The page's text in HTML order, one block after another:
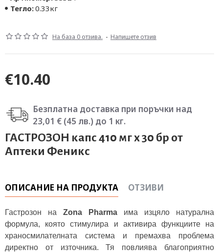
Тегло:0.33кг
На база 0 отзива. - Напишете отзив
€10.40
Безплатна доставка при поръчки над
23,01 € (45 лв.) до 1 кг.
ГАСТРОЗОН капс 410 мг х 30 бр от
Аптеки Феникс
ОПИСАНИЕ НА ПРОДУКТА ОТЗИВИ
Гастрозон на Zona Pharma има изцяло натурална
формула, която стимулира и активира функциите на
храносмилателната система и премахва проблема
директно от източника. Тя повлиява благоприятно